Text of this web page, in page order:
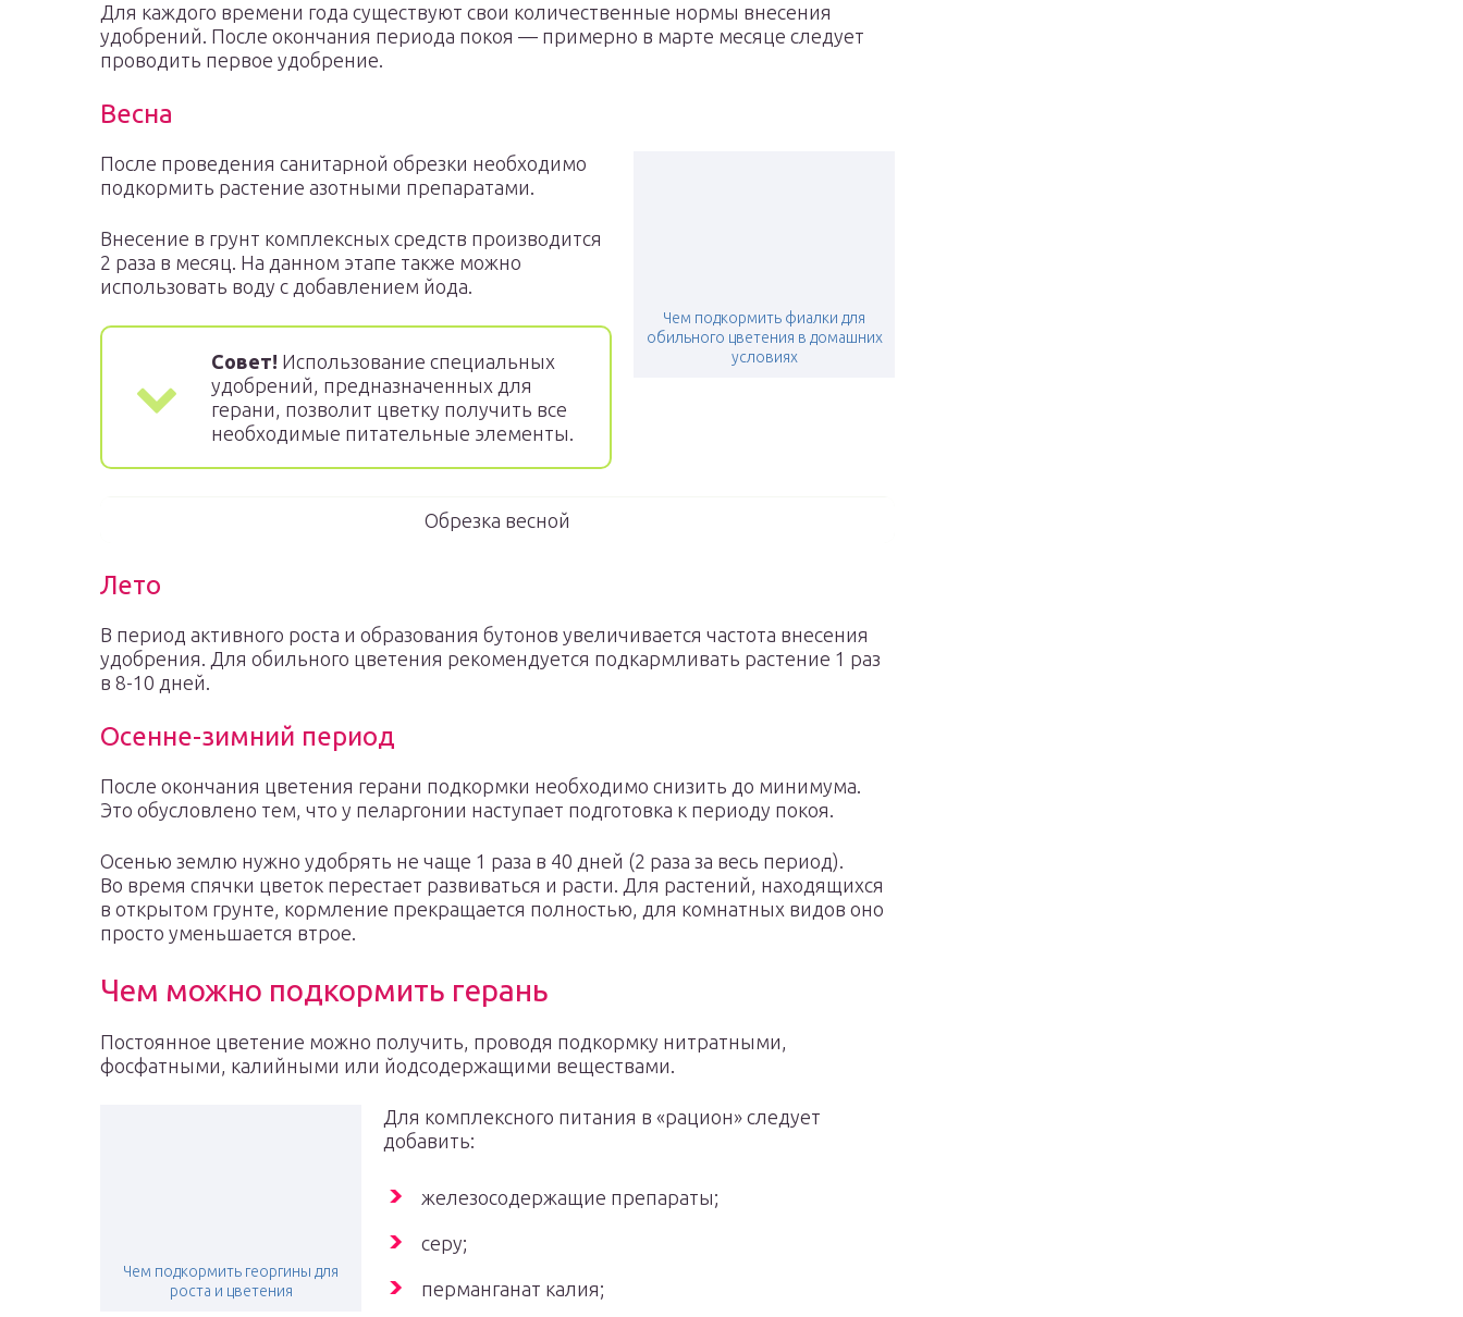
Для каждого времени года существуют свои количественные нормы внесения
удобрений. После окончания периода покоя — примерно в марте месяце следует
проводить первое удобрение.
Весна
Чем подкормить фиалки для
обильного цветения в домашних
условиях
После проведения санитарной обрезки необходимо
подкормить растение азотными препаратами.
Внесение в грунт комплексных средств производится
2 раза в месяц. На данном этапе также можно
использовать воду с добавлением йода.
Совет! Использование специальных
удобрений, предназначенных для
герани, позволит цветку получить все
необходимые питательные элементы.
Обрезка весной
Лето
В период активного роста и образования бутонов увеличивается частота внесения
удобрения. Для обильного цветения рекомендуется подкармливать растение 1 раз
в 8-10 дней.
Осенне-зимний период
После окончания цветения герани подкормки необходимо снизить до минимума.
Это обусловлено тем, что у пеларгонии наступает подготовка к периоду покоя.
Осенью землю нужно удобрять не чаще 1 раза в 40 дней (2 раза за весь период).
Во время спячки цветок перестает развиваться и расти. Для растений, находящихся
в открытом грунте, кормление прекращается полностью, для комнатных видов оно
просто уменьшается втрое.
Чем можно подкормить герань
Постоянное цветение можно получить, проводя подкормку нитратными,
фосфатными, калийными или йодсодержащими веществами.
Чем подкормить георгины для
роста и цветения
Для комплексного питания в «рацион» следует
добавить:
железосодержащие препараты;
серу;
перманганат калия;